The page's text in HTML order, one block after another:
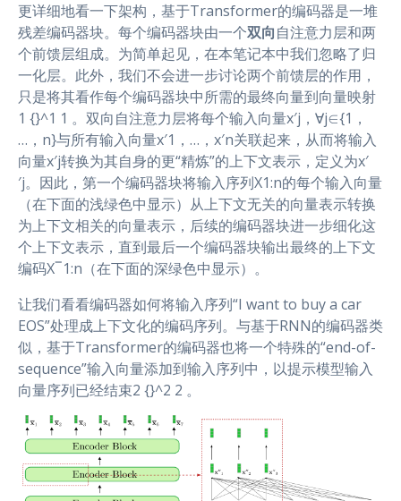
更详细地看一下架构，基于Transformer的编码器是一堆
残差编码器块。每个编码器块由一个双向自注意力层和两
个前馈层组成。为简单起见，在本笔记本中我们忽略了归
一化层。此外，我们不会进一步讨论两个前馈层的作用，
只是将其看作每个编码器块中所需的最终向量到向量映射
1 {}^1 1 。双向自注意力层将每个输入向量x′j，∀j∈{1，
…，n}与所有输入向量x′1，…，x′n关联起来，从而将输入
向量x′j转换为其自身的更“精炼”的上下文表示，定义为x′
′j。因此，第一个编码器块将输入序列X1:n的每个输入向量
（在下面的浅绿色中显示）从上下文无关的向量表示转换
为上下文相关的向量表示，后续的编码器块进一步细化这
个上下文表示，直到最后一个编码器块输出最终的上下文
编码X‾1:n（在下面的深绿色中显示）。
让我们看看编码器如何将输入序列“I want to buy a car
EOS”处理成上下文化的编码序列。与基于RNN的编码器类
似，基于Transformer的编码器也将一个特殊的“end-of-
sequence”输入向量添加到输入序列中，以提示模型输入
向量序列已经结束2 {}^2 2 。